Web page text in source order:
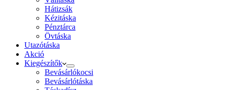
Hátizsák
Kézitáska
Pénztárca
Övtáska
Utazótáska
Akció
Kiegészítők
Bevásárlókocsi
Bevásárlótáska